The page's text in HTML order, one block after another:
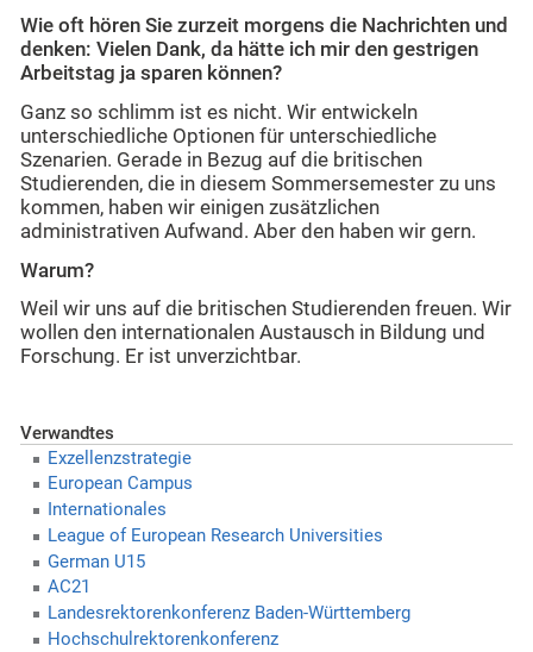
Wie oft hören Sie zurzeit morgens die Nachrichten und
denken: Vielen Dank, da hätte ich mir den gestrigen
Arbeitstag ja sparen können?
Ganz so schlimm ist es nicht. Wir entwickeln
unterschiedliche Optionen für unterschiedliche
Szenarien. Gerade in Bezug auf die britischen
Studierenden, die in diesem Sommersemester zu uns
kommen, haben wir einigen zusätzlichen
administrativen Aufwand. Aber den haben wir gern.
Warum?
Weil wir uns auf die britischen Studierenden freuen. Wir
wollen den internationalen Austausch in Bildung und
Forschung. Er ist unverzichtbar.
Verwandtes
Exzellenzstrategie
European Campus
Internationales
League of European Research Universities
German U15
AC21
Landesrektorenkonferenz Baden-Württemberg
Hochschulrektorenkonferenz